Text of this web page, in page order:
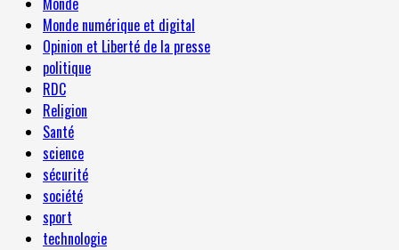
Monde numérique et digital
Opinion et Liberté de la presse
politique
RDC
Religion
Santé
science
sécurité
société
sport
technologie